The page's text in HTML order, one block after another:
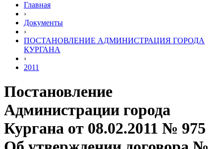
Главная
›
Документы
›
ПОСТАНОВЛЕНИЕ АДМИНИСТРАЦИЯ ГОРОДА
КУРГАНА
›
2011
Постановление
Администрации города
Кургана от 08.02.2011 № 975